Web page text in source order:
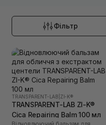
Фільтр
TRANSPARENT-LAB ZI-K®
TRANSPARENT-LAB ZI-K®
Cica Repairing Balm 100 мл